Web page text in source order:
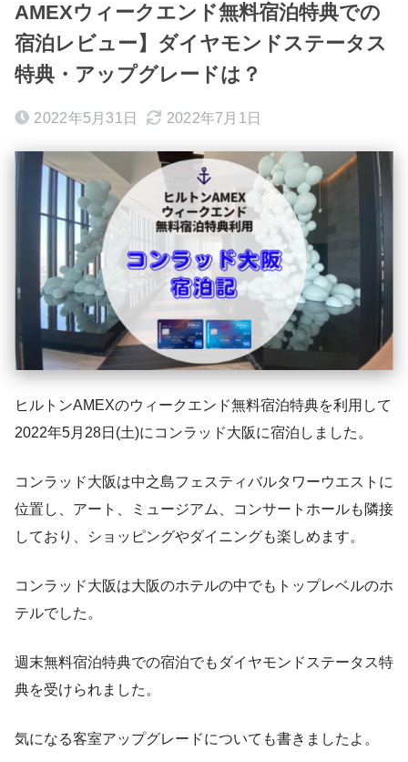
AMEXウィークエンド無料宿泊特典での
宿泊レビュー】ダイヤモンドステータス
特典・アップグレードは？
2022年5月31日 2022年7月1日
ヒルトンAMEXのウィークエンド無料宿泊特典を利用して
2022年5月28日(土)にコンラッド大阪に宿泊しました。
コンラッド大阪は中之島フェスティバルタワーウエストに
位置し、アート、ミュージアム、コンサートホールも隣接
しており、ショッピングやダイニングも楽しめます。
コンラッド大阪は大阪のホテルの中でもトップレベルのホ
テルでした。
週末無料宿泊特典での宿泊でもダイヤモンドステータス特
典を受けられました。
気になる客室アップグレードについても書きましたよ。